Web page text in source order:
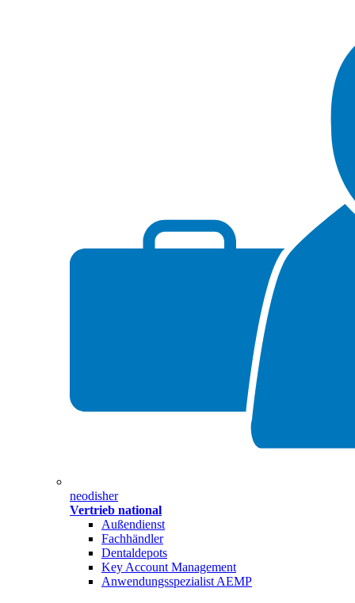
neodisher
Vertrieb national
Außendienst
Fachhändler
Dentaldepots
Key Account Management
Anwendungsspezialist AEMP